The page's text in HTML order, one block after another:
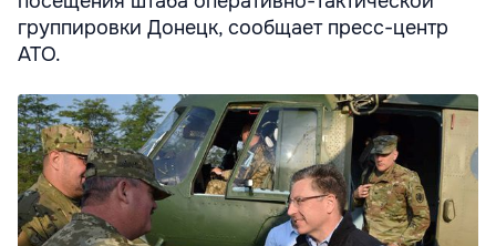
группировки Донецк, сообщает пресс-центр
АТО.